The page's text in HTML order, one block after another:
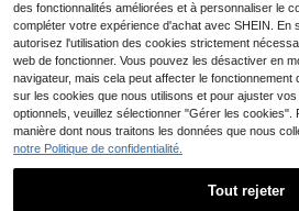
des fonctionnalités améliorées et à personnaliser le
compléter votre expérience d'achat avec SHEIN. En
autorisez l'utilisation des cookies strictement
web de fonctionner. Vous pouvez les désactiver en
navigateur, mais cela peut affecter le fonctionnement
sur les cookies que nous utilisons et pour ajuster
optionnels, veuillez sélectionner "Gérer les cookies".
manière dont nous traitons les données que nous
notre Politique de confidentialité.
Tout rejeter